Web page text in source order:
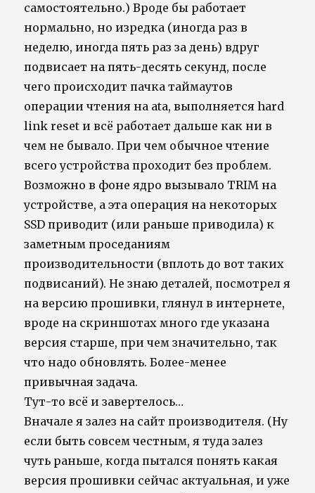
самостоятельно.) Вроде бы работает
нормально, но изредка (иногда раз в
неделю, иногда пять раз за день) вдруг
подвисает на пять-десять секунд, после
чего происходит пачка таймаутов
операции чтения на ata, выполняется hard
link reset и всё работает дальше как ни в
чем не бывало. При чем обычное чтение
всего устройства проходит без проблем.
Возможно в фоне ядро вызывало TRIM на
устройстве, а эта операция на некоторых
SSD приводит (или раньше приводила) к
заметным проседаниям
производительности (вплоть до вот таких
подвисаний). Не знаю деталей, посмотрел я
на версию прошивки, глянул в интернете,
вроде на скриншотах много где указана
версия старше, при чем значительно, так
что надо обновлять. Более-менее
привычная задача.
Тут-то всё и завертелось…
Вначале я залез на сайт производителя. (Ну
если быть совсем честным, я туда залез
чуть раньше, когда пытался понять какая
версия прошивки сейчас актуальная, и уже